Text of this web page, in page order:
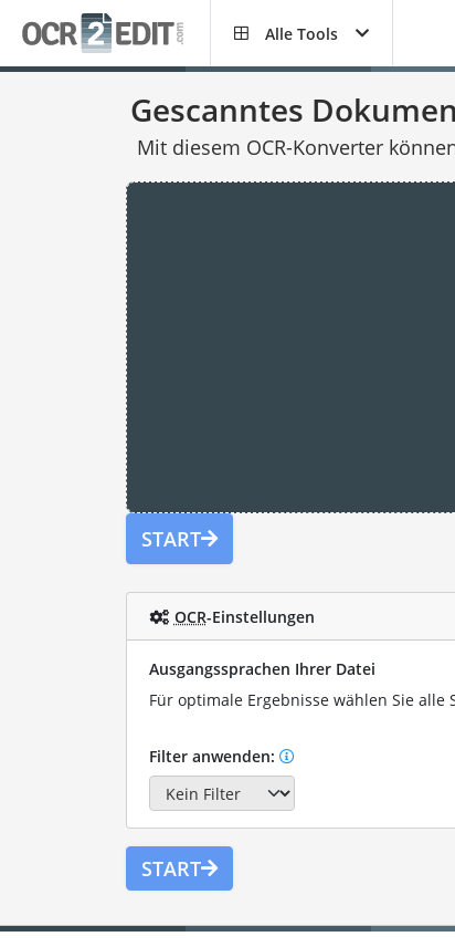
Alle Tools
Gescanntes
Mit diesem OCR-Konverter
START
OCR-Einstellungen
Ausgangssprachen Ihrer Datei
Für optimale Ergebnisse wählen Sie
Filter anwenden:
START